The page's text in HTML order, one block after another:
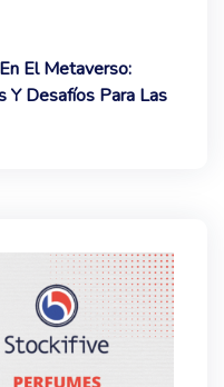
El Metaverso:
Y Desafíos Para Las